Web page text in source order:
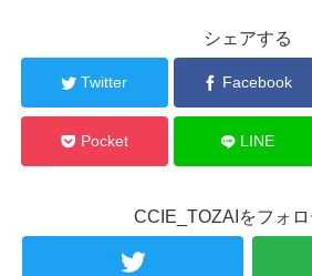
シェアする
Twitter Facebook
Pocket LINE
CCIE_TOZAIをフォロ